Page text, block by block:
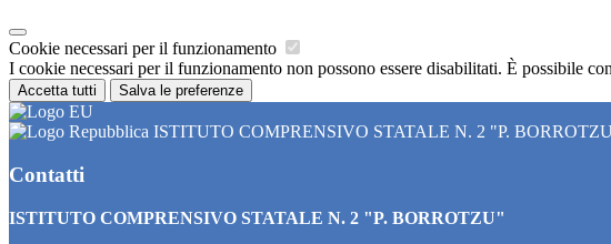
Cookie necessari per il funzionamento
I cookie necessari per il funzionamento non possono essere disabilitati. È possibile
Accetta tutti Salva le preferenze
ISTITUTO COMPRENSIVO STATALE N. 2 "P.
Contatti
ISTITUTO COMPRENSIVO STATALE N. 2 "P. BORROTZU"